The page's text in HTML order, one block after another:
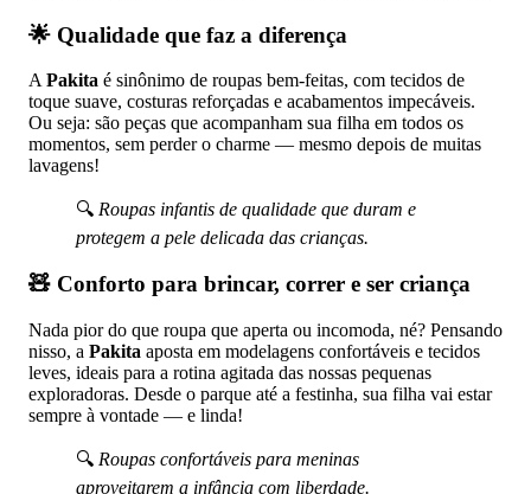
🌟 Qualidade que faz a diferença
A Pakita é sinônimo de roupas bem-feitas, com tecidos de
toque suave, costuras reforçadas e acabamentos impecáveis.
Ou seja: são peças que acompanham sua filha em todos os
momentos, sem perder o charme — mesmo depois de muitas
lavagens!
🔍 Roupas infantis de qualidade que duram e
protegem a pele delicada das crianças.
🧸 Conforto para brincar, correr e ser criança
Nada pior do que roupa que aperta ou incomoda, né? Pensando
nisso, a Pakita aposta em modelagens confortáveis e tecidos
leves, ideais para a rotina agitada das nossas pequenas
exploradoras. Desde o parque até a festinha, sua filha vai estar
sempre à vontade — e linda!
🔍 Roupas confortáveis para meninas
aproveitarem a infância com liberdade.